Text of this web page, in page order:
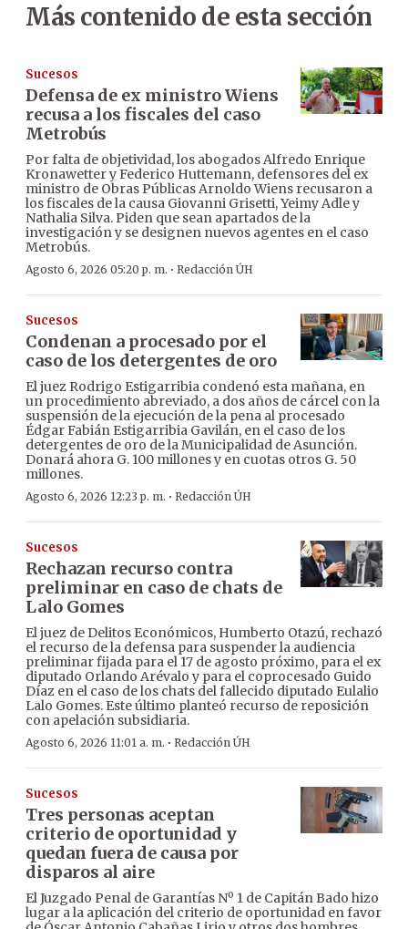
Más contenido de esta sección
Sucesos
Defensa de ex ministro Wiens
recusa a los fiscales del caso
Metrobús
Por falta de objetividad, los abogados Alfredo Enrique
Kronawetter y Federico Huttemann, defensores del ex
ministro de Obras Públicas Arnoldo Wiens recusaron a
los fiscales de la causa Giovanni Grisetti, Yeimy Adle y
Nathalia Silva. Piden que sean apartados de la
investigación y se designen nuevos agentes en el caso
Metrobús.
Agosto 6, 2026 05:20 p. m. · Redacción ÚH
Sucesos
Condenan a procesado por el
caso de los detergentes de oro
El juez Rodrigo Estigarribia condenó esta mañana, en
un procedimiento abreviado, a dos años de cárcel con la
suspensión de la ejecución de la pena al procesado
Édgar Fabián Estigarribia Gavilán, en el caso de los
detergentes de oro de la Municipalidad de Asunción.
Donará ahora G. 100 millones y en cuotas otros G. 50
millones.
Agosto 6, 2026 12:23 p. m. · Redacción ÚH
Sucesos
Rechazan recurso contra
preliminar en caso de chats de
Lalo Gomes
El juez de Delitos Económicos, Humberto Otazú, rechazó
el recurso de la defensa para suspender la audiencia
preliminar fijada para el 17 de agosto próximo, para el ex
diputado Orlando Arévalo y para el coprocesado Guido
Díaz en el caso de los chats del fallecido diputado Eulalio
Lalo Gomes. Este último planteó recurso de reposición
con apelación subsidiaria.
Agosto 6, 2026 11:01 a. m. · Redacción ÚH
Sucesos
Tres personas aceptan
criterio de oportunidad y
quedan fuera de causa por
disparos al aire
El Juzgado Penal de Garantías Nº 1 de Capitán Bado hizo
lugar a la aplicación del criterio de oportunidad en favor